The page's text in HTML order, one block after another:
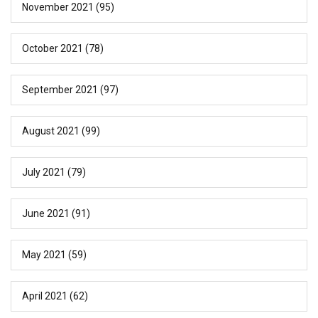
November 2021 (95)
October 2021 (78)
September 2021 (97)
August 2021 (99)
July 2021 (79)
June 2021 (91)
May 2021 (59)
April 2021 (62)